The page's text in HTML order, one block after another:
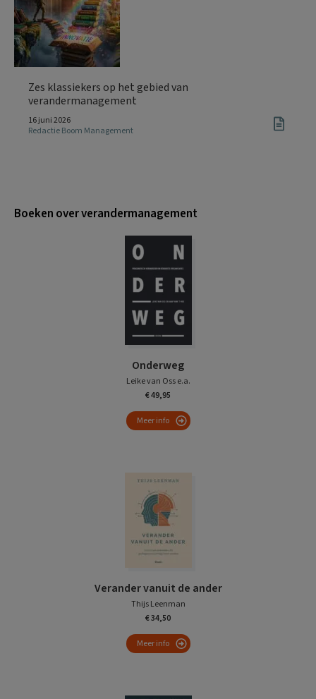
Zes klassiekers op het gebied van
verandermanagement
16 juni 2026
Redactie Boom Management
Boeken over verandermanagement
Onderweg
Leike van Oss e.a.
€ 49,95
Meer info
Verander vanuit de ander
Thijs Leenman
€ 34,50
Meer info